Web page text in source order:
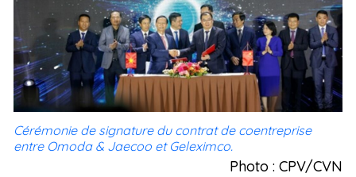
Cérémonie de signature du contrat de coentreprise
entre Omoda & Jaecoo et Geleximco.
Photo : CPV/CVN